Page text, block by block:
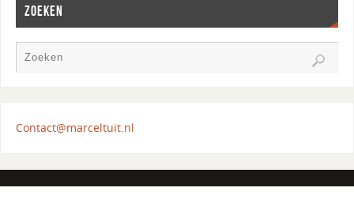
ZOEKEN
Contact@marceltuit.nl